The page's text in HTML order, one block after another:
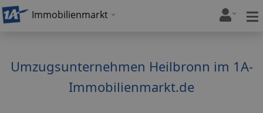
Immobilienmarkt
Umzugsunternehmen Heilbronn im 1A-
Immobilienmarkt.de